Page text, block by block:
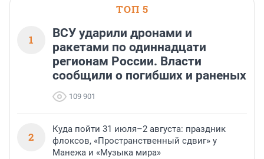
ТОП 5
1
ВСУ ударили дронами и
ракетами по одиннадцати
регионам России. Власти
сообщили о погибших и раненых
109 901
2
Куда пойти 31 июля–2 августа: праздник
флоксов, «Пространственный сдвиг» у
Манежа и «Музыка мира»